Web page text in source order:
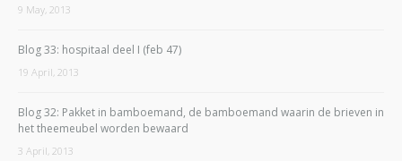
9 May, 2013
Blog 33: hospitaal deel I (feb 47)
19 April, 2013
Blog 32: Pakket in bamboemand, de bamboemand waarin de brieven in
het theemeubel worden bewaard
3 April, 2013